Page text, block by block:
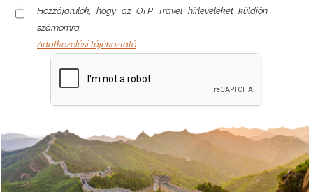
Hozzájárulok, hogy az OTP Travel hírleveleket küldjön
számomra.
Adatkezelési tájékoztató